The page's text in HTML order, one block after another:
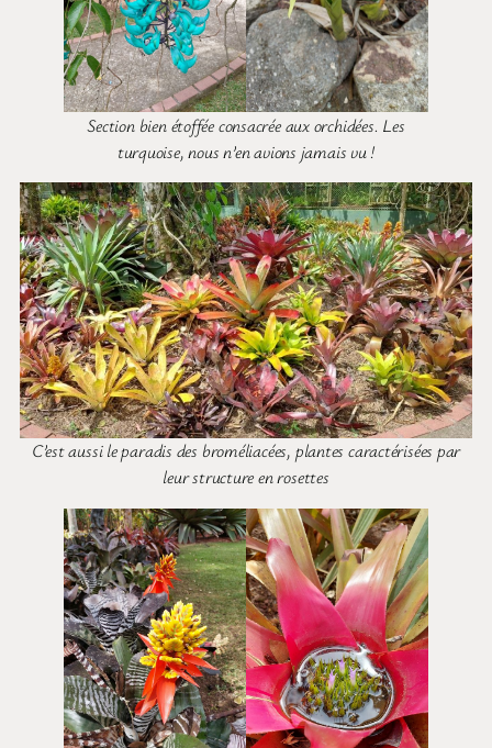
Section bien étoffée consacrée aux orchidées. Les
turquoise, nous n’en avions jamais vu !
C’est aussi le paradis des broméliacées, plantes caractérisées par
leur structure en rosettes